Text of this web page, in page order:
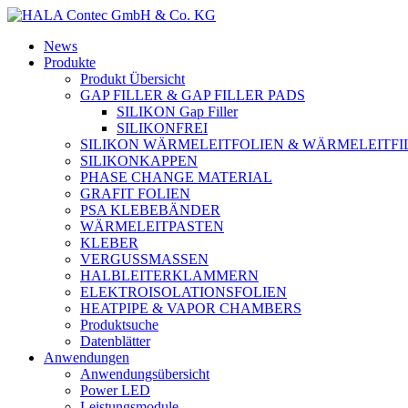
News
Produkte
Produkt Übersicht
GAP FILLER & GAP FILLER PADS
SILIKON Gap Filler
SILIKONFREI
SILIKON WÄRMELEITFOLIEN &
SILIKONKAPPEN
PHASE CHANGE MATERIAL
GRAFIT FOLIEN
PSA KLEBEBÄNDER
WÄRMELEITPASTEN
KLEBER
VERGUSSMASSEN
HALBLEITERKLAMMERN
ELEKTROISOLATIONSFOLIEN
HEATPIPE & VAPOR CHAMBERS
Produktsuche
Datenblätter
Anwendungen
Anwendungsübersicht
Power LED